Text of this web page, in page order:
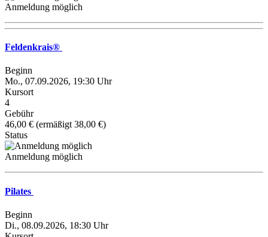
Anmeldung möglich
Feldenkrais®
Beginn
Mo., 07.09.2026, 19:30 Uhr
Kursort
4
Gebühr
46,00 € (ermäßigt 38,00 €)
Status
Anmeldung möglich
Pilates
Beginn
Di., 08.09.2026, 18:30 Uhr